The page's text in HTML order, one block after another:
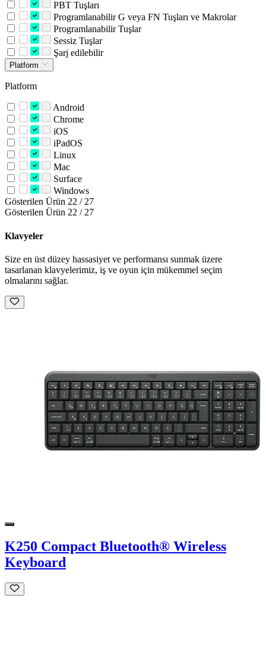
PBT Tuşları
Programlanabilir G veya FN Tuşları ve Makrolar
Programlanabilir Tuşlar
Sessiz Tuşlar
Şarj edilebilir
Platform
Platform
Android
Chrome
iOS
iPadOS
Linux
Mac
Surface
Windows
Gösterilen Ürün 22 / 27
Gösterilen Ürün 22 / 27
Klavyeler
Size en üst düzey hassasiyet ve performansı sunmak üzere
tasarlanan klavyelerimiz, iş ve oyun için mükemmel seçim
olmalarını sağlar.
K250 Compact Bluetooth® Wireless
Keyboard